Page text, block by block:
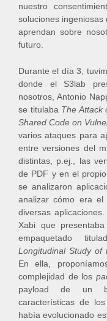
nuestro
soluciones
aprendan sobre
futuro.
Durante el día 3,
donde el S3lab
nosotros, Antonio
se titulaba The Attack
Shared Code on
varios ataques para
entre versiones del
distintas, p.ej., las
de PDF y en el
se analizaron
analizar cómo era
diversas
Xabi que
empaquetado
Longitudinal Study of
En ella,
complejidad de los
payload de un
características de
había evolucionado